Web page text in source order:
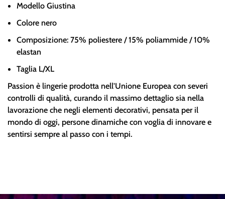
Modello Giustina
Colore nero
Composizione: 75% poliestere / 15% poliammide / 10%
elastan
Taglia L/XL
Passion è lingerie prodotta nell'Unione Europea con severi
controlli di qualità, curando il massimo dettaglio sia nella
lavorazione che negli elementi decorativi, pensata per il
mondo di oggi, persone dinamiche con voglia di innovare e
sentirsi sempre al passo con i tempi.